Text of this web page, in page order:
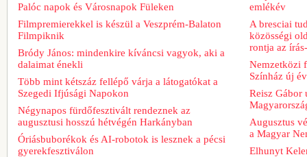
Palóc napok és Városnapok Füleken
Filmpremierekkel is készül a Veszprém-Balaton
Filmpiknik
Bródy János: mindenkire kíváncsi vagyok, aki a
dalaimat énekli
Több mint kétszáz fellépő várja a látogatókat a
Szegedi Ifjúsági Napokon
Négynapos fürdőfesztivált rendeznek az
augusztusi hosszú hétvégén Harkányban
Óriásbuborékok és AI-robotok is lesznek a pécsi
gyerekfesztiválon
emlékév
A bresciai
közösségi
rontja az
Nemzetközi
Színház új
Reisz Gábor
Augusztus
a Magyar
Elhunyt